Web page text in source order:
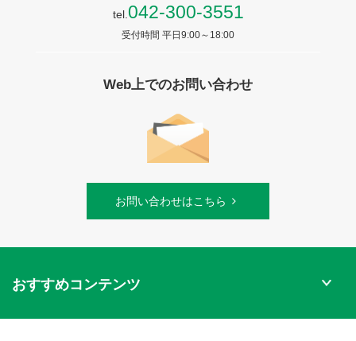
tel. 042-300-3551
受付時間 平日9:00～18:00
Web上でのお問い合わせ
お問い合わせはこちら
おすすめコンテンツ